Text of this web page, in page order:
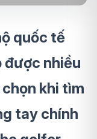
quốc tế
được nhiều
khi tìm
tay chính